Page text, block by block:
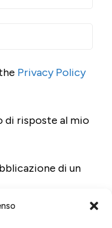
Privacy Policy
di risposte al mio
di un